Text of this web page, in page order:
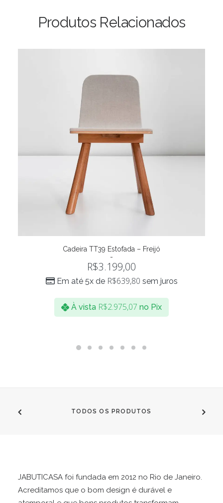
Produtos Relacionados
VER OPÇÕES
variantes.
Cadeira TT39 Estofada – Freijó
R$3.199,00
Em até 5x de R$639,80 sem juros
À vista R$2.975,07 no Pix
TODOS OS PRODUTOS
JABUTICASA foi fundada em 2012 no Rio de Janeiro.
Acreditamos que o bom design é durável e